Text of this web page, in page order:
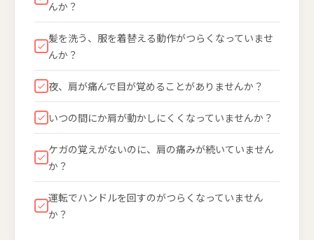
んか？
髪を洗う、服を着替える動作がつらくなっていませ
んか？
夜、肩が痛んで目が覚めることがありませんか？
いつの間にか肩が動かしにくくなっていませんか？
ケガの覚えがないのに、肩の痛みが続いていません
か？
運転でハンドルを回すのがつらくなっていません
か？